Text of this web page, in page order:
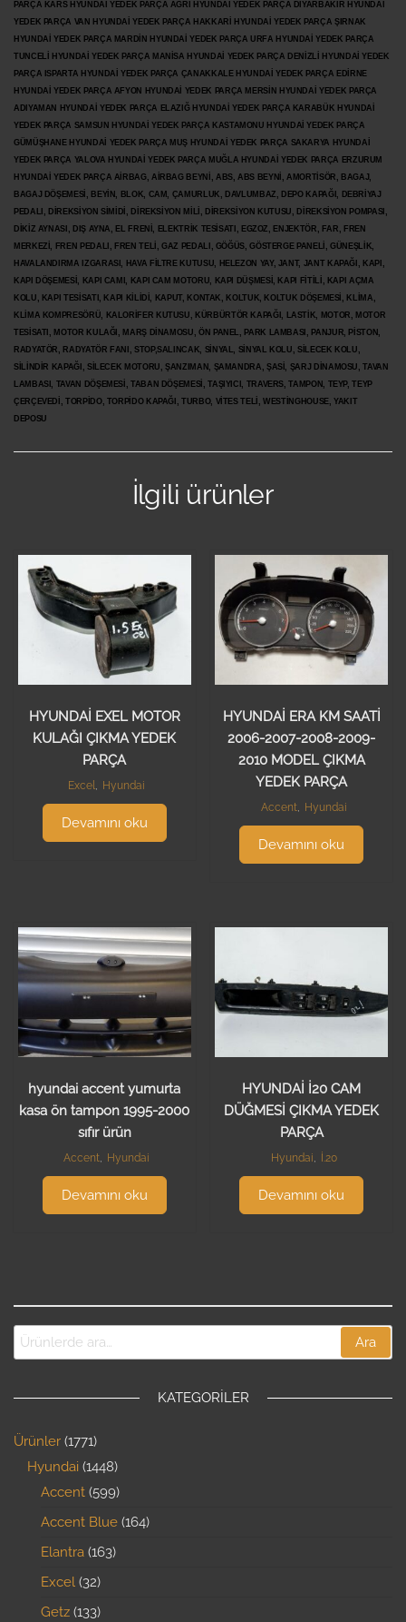
PARÇA KARS HYUNDAİ YEDEK PARÇA AĞRI HYUNDAİ YEDEK PARÇA DİYARBAKIR HYUNDAİ
YEDEK PARÇA VAN HYUNDAİ YEDEK PARÇA HAKKARİ HYUNDAİ YEDEK PARÇA ŞIRNAK
HYUNDAİ YEDEK PARÇA MARDİN HYUNDAİ YEDEK PARÇA URFA HYUNDAİ YEDEK PARÇA
TUNCELİ HYUNDAİ YEDEK PARÇA MANİSA HYUNDAİ YEDEK PARÇA DENİZLİ HYUNDAİ YEDEK
PARÇA ISPARTA HYUNDAİ YEDEK PARÇA ÇANAKKALE HYUNDAİ YEDEK PARÇA EDİRNE
HYUNDAİ YEDEK PARÇA AFYON HYUNDAİ YEDEK PARÇA MERSİN HYUNDAİ YEDEK PARÇA
ADIYAMAN HYUNDAİ YEDEK PARÇA ELAZIĞ HYUNDAİ YEDEK PARÇA KARABÜK HYUNDAİ
YEDEK PARÇA SAMSUN HYUNDAİ YEDEK PARÇA KASTAMONU HYUNDAİ YEDEK PARÇA
GÜMÜŞHANE HYUNDAİ YEDEK PARÇA MUŞ HYUNDAİ YEDEK PARÇA SAKARYA HYUNDAİ
YEDEK PARÇA YALOVA HYUNDAİ YEDEK PARÇA MUĞLA HYUNDAİ YEDEK PARÇA ERZURUM
HYUNDAİ YEDEK PARÇA AİRBAG, AİRBAG BEYNİ, ABS, ABS BEYNİ, AMORTİSÖR, BAGAJ,
BAGAJ DÖŞEMESİ, BEYİN, BLOK, CAM, ÇAMURLUK, DAVLUMBAZ, DEPO KAPAĞI, DEBRİYAJ
PEDALI, DİREKSİYON SİMİDİ, DİREKSİYON MİLİ, DİREKSİYON KUTUSU, DİREKSİYON POMPASI,
DİKİZ AYNASI, DIŞ AYNA, EL FRENİ, ELEKTRİK TESİSATI, EGZOZ, ENJEKTÖR, FAR, FREN
MERKEZİ, FREN PEDALI, FREN TELİ, GAZ PEDALI, GÖĞÜS, GÖSTERGE PANELİ, GÜNEŞLİK,
HAVALANDIRMA IZGARASI, HAVA FİLTRE KUTUSU, HELEZON YAY, JANT, JANT KAPAĞI, KAPI,
KAPI DÖŞEMESİ, KAPI CAMI, KAPI CAM MOTORU, KAPI DÜŞMESİ, KAPI FİTİLİ, KAPI AÇMA
KOLU, KAPI TESİSATI, KAPI KİLİDİ, KAPUT, KONTAK, KOLTUK, KOLTUK DÖŞEMESİ, KLİMA,
KLİMA KOMPRESÖRÜ, KALORİFER KUTUSU, KÜRBÜRTÖR KAPAĞI, LASTİK, MOTOR, MOTOR
TESİSATI, MOTOR KULAĞI, MARŞ DİNAMOSU, ÖN PANEL, PARK LAMBASI, PANJUR, PİSTON,
RADYATÖR, RADYATÖR FANI, STOP,SALINCAK, SİNYAL, SİNYAL KOLU, SİLECEK KOLU,
SİLİNDİR KAPAĞI, SİLECEK MOTORU, ŞANZIMAN, ŞAMANDRA, ŞASİ, ŞARJ DİNAMOSU, TAVAN
LAMBASI, TAVAN DÖŞEMESİ, TABAN DÖŞEMESİ, TAŞIYICI, TRAVERS, TAMPON, TEYP, TEYP
ÇERÇEVEDİ, TORPİDO, TORPİDO KAPAĞI, TURBO, VİTES TELİ, WESTİNGHOUSE, YAKIT
DEPOSU
İlgili ürünler
HYUNDAİ EXEL MOTOR
KULAĞI ÇIKMA YEDEK
PARÇA
Excel, Hyundai
Devamını oku
HYUNDAİ ERA KM SAATİ
2006-2007-2008-2009-
2010 MODEL ÇIKMA
YEDEK PARÇA
Accent, Hyundai
Devamını oku
hyundai accent yumurta
kasa ön tampon 1995-2000
sıfır ürün
Accent, Hyundai
Devamını oku
HYUNDAİ İ20 CAM
DÜĞMESİ ÇIKMA YEDEK
PARÇA
Hyundai, İ.20
Devamını oku
Ara
KATEGORILER
Ürünler 1771
Hyundai 1448
Accent 599
Accent Blue 164
Elantra 163
Excel 32
Getz 133